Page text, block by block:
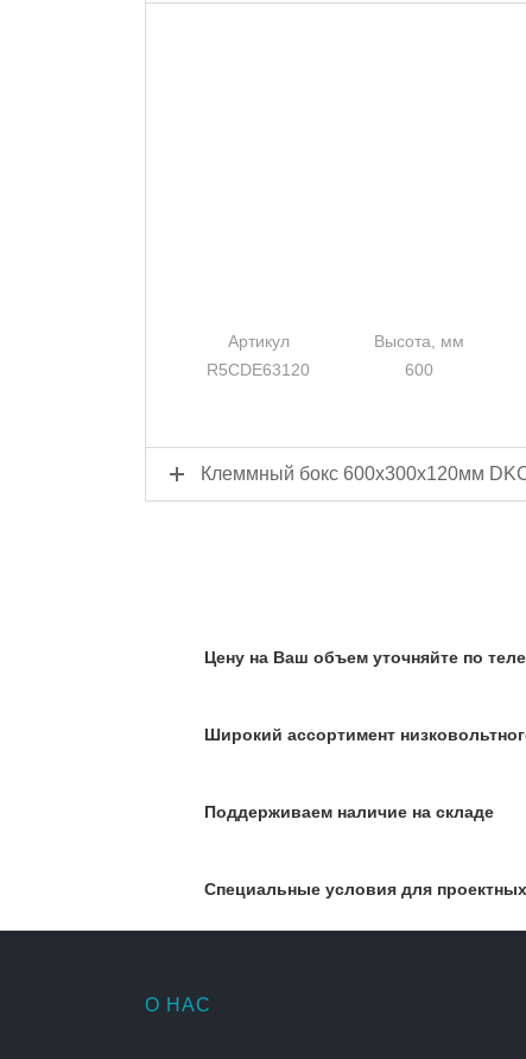
Артикул Высота, мм
R5CDE63120
600
Клеммный бокс 600x300x120мм
Цену на Ваш объем уточняйте по
Широкий ассортимент
Поддерживаем наличие на складе
Специальные условия для
О НАС